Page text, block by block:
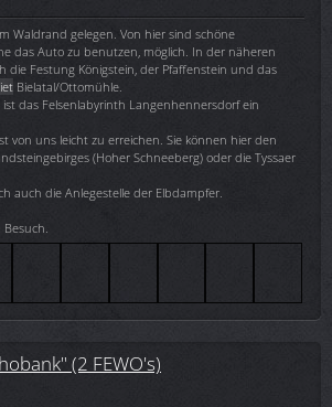
Waldrand gelegen. Von hier sind schöne
das Auto zu benutzen, möglich. In der näheren
die Festung Königstein, der Pfaffenstein und das
Bielatal/Ottomühle.
das Felsenlabyrinth Langenhennersdorf ein
von uns leicht zu erreichen. Sie können hier den
(Hoher Schneeberg) oder die Tyssaer
auch die Anlegestelle der Elbdampfer.
(2 FEWO's)